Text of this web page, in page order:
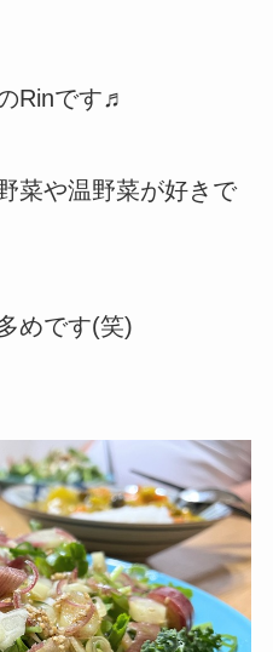
Rinです♬
菜や温野菜が好きで
めです(笑)